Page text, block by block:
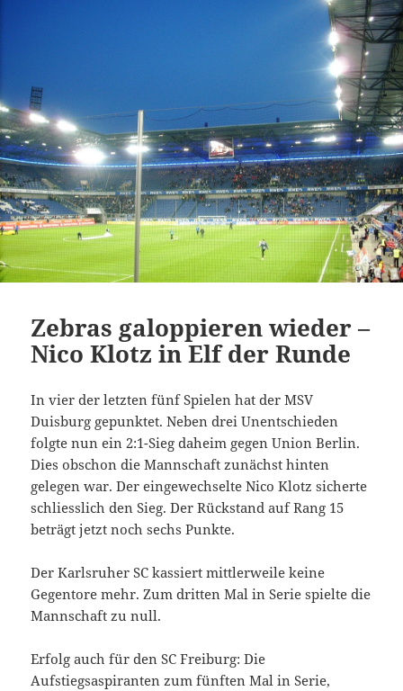
Zebras galoppieren wieder –
Nico Klotz in Elf der Runde
In vier der letzten fünf Spielen hat der MSV
Duisburg gepunktet. Neben drei Unentschieden
folgte nun ein 2:1-Sieg daheim gegen Union Berlin.
Dies obschon die Mannschaft zunächst hinten
gelegen war. Der eingewechselte Nico Klotz sicherte
schliesslich den Sieg. Der Rückstand auf Rang 15
beträgt jetzt noch sechs Punkte.
Der Karlsruher SC kassiert mittlerweile keine
Gegentore mehr. Zum dritten Mal in Serie spielte die
Mannschaft zu null.
Erfolg auch für den SC Freiburg: Die
Aufstiegsaspiranten zum fünften Mal in Serie,